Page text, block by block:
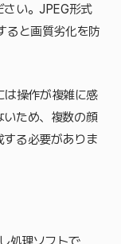
い。JPEG形式
ると画質劣化を防
は操作が複雑に感
いため、複数の顔
る必要がありま